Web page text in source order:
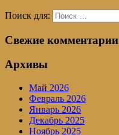
Поиск для:
Свежие комментарии
Архивы
Май 2026
Февраль 2026
Январь 2026
Декабрь 2025
Ноябрь 2025